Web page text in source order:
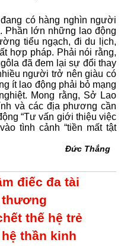
có hàng nghìn người
Phần lớn những lao động
tiểu ngạch, đi du lịch,
hợp pháp. Phải nói rằng,
đã đem lại sự đổi thay
người trở nên giàu có
ít lao động phải bỏ mạng
Mong rằng, Sở Lao
và các địa phương cần
“Tư vấn giới thiệu việc
tình cảnh “tiền mất tật
Đức Thắng
điếc đa tài
thương
thế hệ trẻ
thần kinh